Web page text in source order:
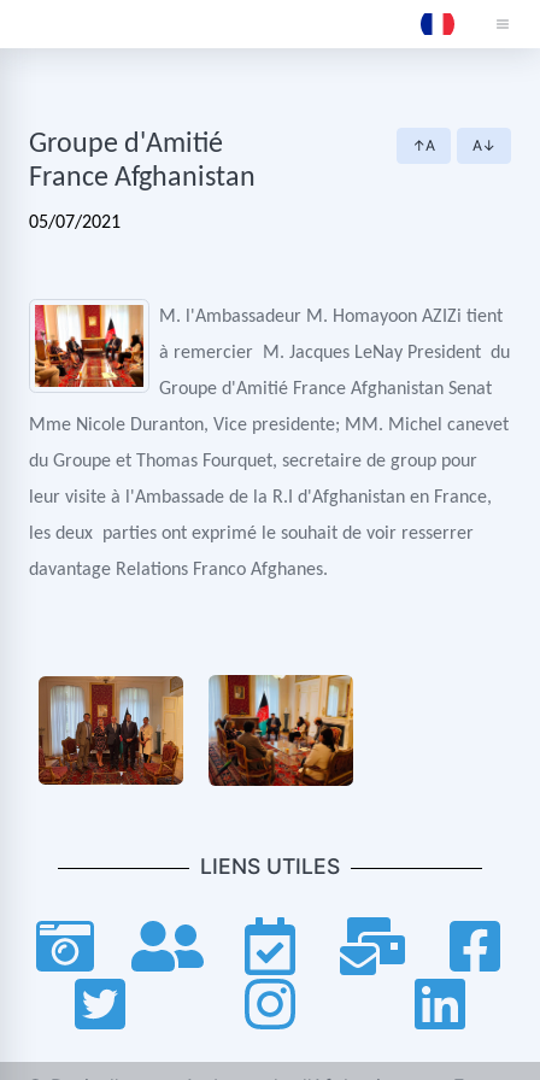
Groupe d'Amitié
France Afghanistan
↑A A↓
05/07/2021
M. l'Ambassadeur M. Homayoon AZIZi tient
à remercier M. Jacques LeNay President du
Groupe d'Amitié France Afghanistan Senat
Mme Nicole Duranton, Vice presidente; MM. Michel canevet
du Groupe et Thomas Fourquet, secretaire de group pour
leur visite à l'Ambassade de la R.I d'Afghanistan en France,
les deux parties ont exprimé le souhait de voir resserrer
davantage Relations Franco Afghanes.
LIENS UTILES